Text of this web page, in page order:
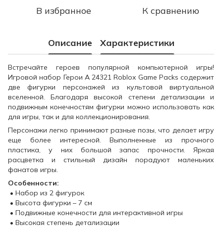
В избранное К сравнению
Описание Характеристики
Встречайте героев популярной компьютерной игры!
Игровой набор Герои A 24321 Roblox Game Packs содержит
две фигурки персонажей из культовой виртуальной
вселенной. Благодаря высокой степени детализации и
подвижным конечностям фигурки можно использовать как
для игры, так и для коллекционирования.
Персонажи легко принимают разные позы, что делает игру
еще более интересной. Выполненные из прочного
пластика, у них большой запас прочности. Яркая
расцветка и стильный дизайн порадуют маленьких
фанатов игры.
Особенности:
• Набор из 2 фигурок
• Высота фигурки – 7 см
• Подвижные конечности для интерактивной игры
• Высокая степень детализации